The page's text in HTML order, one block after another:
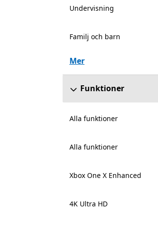
Undervisning
Familj och barn
Mer
Funktioner
Alla funktioner
Alla funktioner
Xbox One X Enhanced
4K Ultra HD